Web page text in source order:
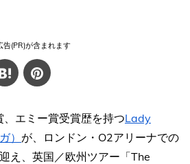
(PR)が含まれます
エミー賞受賞歴を持つLady
） が、ロンドン・O2アリーナでの
え、英国／欧州ツアー「The